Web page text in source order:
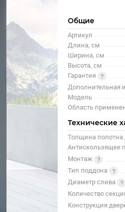
Общие
Артикул
Длина, см
Ширина, см
Высота, см
Гарантия
Дополнительная
Модель
Область
Технические
Толщина полотна
Антискользящее
Монтаж
Тип поддона
Диаметр слива
Количество
Конструкция